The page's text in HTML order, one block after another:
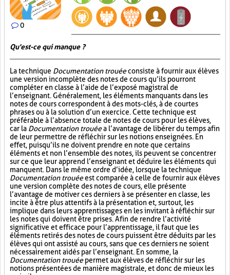
0
Qu'est-ce qui manque ?
La technique Documentation trouéeconsiste à fournir aux élèves
une version incomplète des notes de cours qu’ils pourront
compléter en classe à l’aide de l’exposé magistral de
l’enseignant. Généralement, les éléments manquants dans les
notes de cours correspondent à des mots-clés, à de courtes
phrases ou à la solution d’un exercice. Cette technique est
préférable à l’absence totale de notes de cours pour les élèves,
car la Documentation trouéea l’avantage de libérer du temps afin
de leur permettre de réfléchir sur les notions enseignées. En
effet, puisqu’ils ne doivent prendre en note que certains
éléments et non l’ensemble des notes, ils peuvent se concentrer
sur ce que leur apprend l’enseignant et déduire les éléments qui
manquent. Dans le même ordre d’idée, lorsque la technique
Documentation trouéeest comparée à celle de fournir aux élèves
une version complète des notes de cours, elle présente
l’avantage de motiver ces derniers à se présenter en classe, les
incite à être plus attentifs à la présentation et, surtout, les
implique dans leurs apprentissages en les invitant à réfléchir sur
les notes qui doivent être prises. Afin de rendre l’activité
significative et efficace pour l’apprentissage, il faut que les
éléments retirés des notes de cours puissent être déduits par les
élèves qui ont assisté au cours, sans que ces derniers ne soient
nécessairement aidés par l’enseignant. En somme, la
Documentation trouéepermet aux élèves de réfléchir sur les
notions présentées de manière magistrale, et donc de mieux les